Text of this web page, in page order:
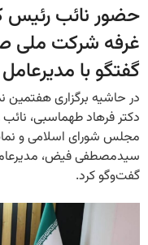
حضور نائب
غرفه شرکت ملی
گفتگو با
دکتر فرهاد طهماسبی،
مجلس شورای اسلامی و
سیدمصطفی فیض،
گفت‌وگو کرد.